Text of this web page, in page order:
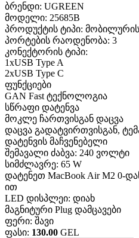
ბრენდი: UGREEN
მოდელი: 25685B
პროდუქტის ტიპი:
პორტების რაოდენობა: 3
კონექტორის ტიპი:
1xUSB Type A
2xUSB Type C
ფუნქციები
GAN Fast ტექნოლოგია
სწრაფი დატენვა
მოკლე ჩართვისგან დაცვა
დაცვა გადატვირთვისგან,
დატენვის მაჩვენებელი
შემავალი ძაბვა: 240 ვოლტი
სიმძლავრე: 65 W
დატენეთ MacBook Air M2 0-
ით
LED დისპლეი: დიახ
მაგნიტური Plug დამცავები
ფერი: შავი
ფასი: 130.00 GEL